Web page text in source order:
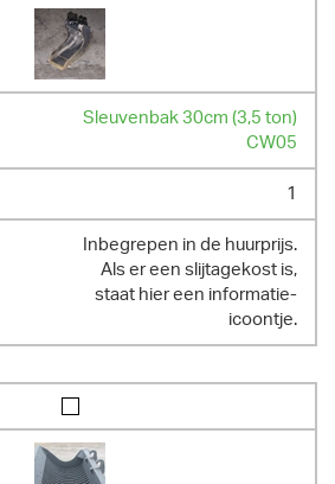
Sleuvenbak 30cm (3,5 ton)
CW05
1
Inbegrepen in de huurprijs.
Als er een slijtagekost is,
staat hier een informatie-
icoontje.